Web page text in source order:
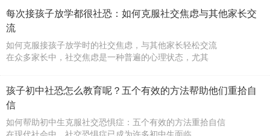
每次接孩子放学都很社恐：如何克服社交焦虑与其他家长交
流
如何克服接孩子放学时的社交焦虑，与其他家长轻松交流
在众多家长中，社交焦虑是一种普遍的心理状态，尤其
孩子初中社恐怎么教育呢？五个有效的方法帮助他们重拾自
信
如何帮助初中生克服社交恐惧症：五个有效的方法重拾自信